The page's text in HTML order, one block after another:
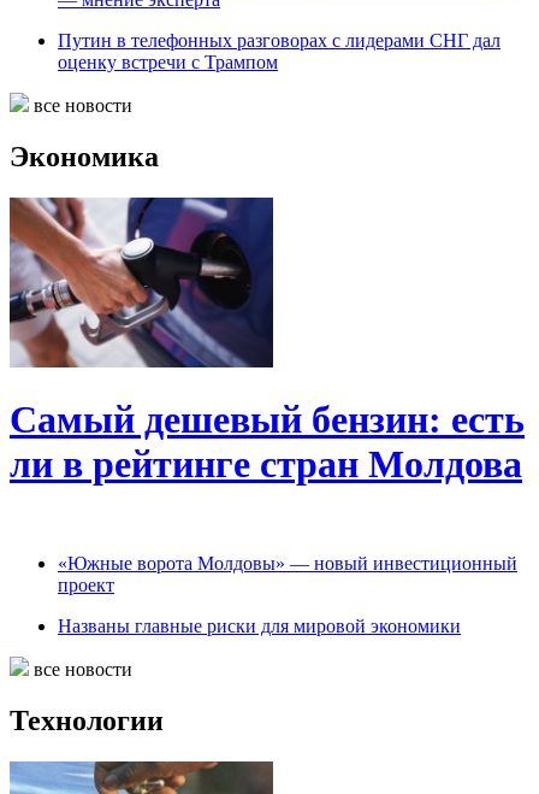
Путин в телефонных разговорах с лидерами СНГ дал
оценку встречи с Трампом
все новости
Экономика
Самый дешевый бензин: есть
ли в рейтинге стран Молдова
«Южные ворота Молдовы» — новый инвестиционный
проект
Названы главные риски для мировой экономики
все новости
Технологии